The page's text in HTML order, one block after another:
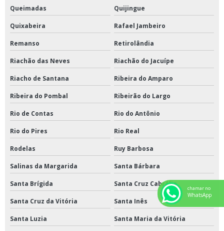
Queimadas Quijingue
Quixabeira Rafael Jambeiro
Remanso Retirolândia
Riachão das Neves Riachão do Jacuípe
Riacho de Santana Ribeira do Amparo
Ribeira do Pombal Ribeirão do Largo
Rio de Contas Rio do Antônio
Rio do Pires Rio Real
Rodelas Ruy Barbosa
Salinas da Margarida Santa Bárbara
Santa Brígida Santa Cruz Cabrália
Santa Cruz da Vitória Santa Inês
Santa Luzia Santa Maria da Vitória
chamar no
WhatsApp